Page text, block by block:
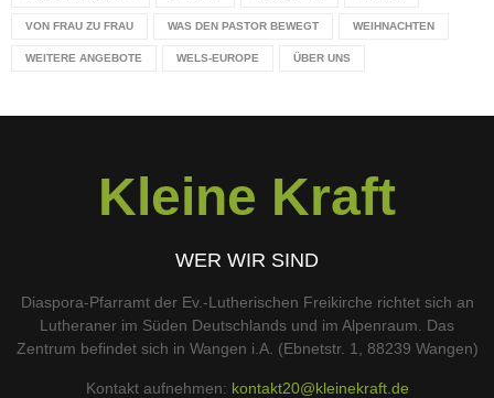
VON FRAU ZU FRAU WAS DEN PASTOR BEWEGT WEIHNACHTEN
WEITERE ANGEBOTE WELS-EUROPE ÜBER UNS
Kleine Kraft
WER WIR SIND
Diaspora-Pfarramt der Ev.-Lutherischen Freikirche richtet sich an
Lutheraner im Süden Deutschlands und im Alpenraum. Das
Zentrum befindet sich in Wangen i.A. (Ebnetstr. 1, 88239 Wangen)
Kontakt aufnehmen: kontakt20@kleinekraft.de